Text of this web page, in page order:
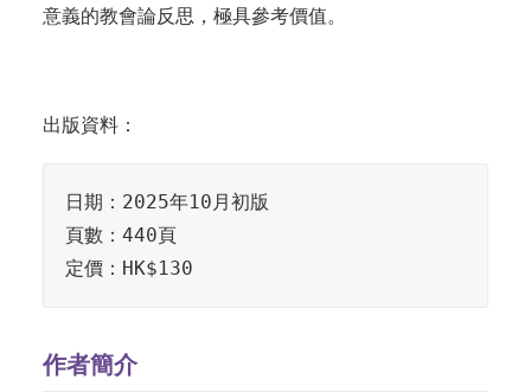
意義的教會論反思，極具參考價值。
出版資料：
日期：2025年10月初版
頁數：440頁
作者簡介